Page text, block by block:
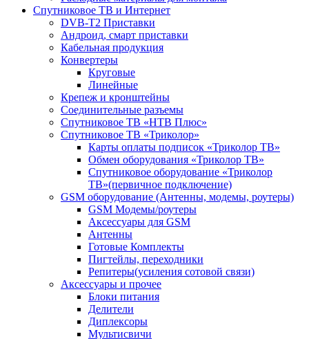
Спутниковое ТВ и Интернет
DVB-Т2 Приставки
Андроид, смарт приставки
Кабельная продукция
Конвертеры
Круговые
Линейные
Крепеж и кронштейны
Соединительные разъемы
Спутниковое ТВ «НТВ Плюс»
Спутниковое ТВ «Триколор»
Карты оплаты подписок «Триколор ТВ»
Обмен оборудования «Триколор ТВ»
Спутниковое оборудование «Триколор
ТВ»(первичное подключение)
GSM оборудование (Антенны, модемы, роутеры)
GSM Модемы/роутеры
Аксессуары для GSM
Антенны
Готовые Комплекты
Пигтейлы, переходники
Репитеры(усиления сотовой связи)
Аксессуары и прочее
Блоки питания
Делители
Диплексоры
Мультисвичи